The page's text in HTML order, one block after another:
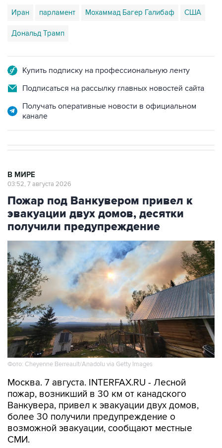
Иран парламент Мохаммад Багер Галибаф США
Дональд Трамп
Купить подписку на профессиональную ленту
Подписаться на рассылку главных новостей сайта
Получать оперативные новости в официальном
канале
В МИРЕ
03:52, 7 августа 2026
Пожар под Ванкувером привел к
эвакуации двух домов, десятки
получили предупреждение
Фото: Cheyenne Berreault/Anadolu via Getty Images
Москва. 7 августа. INTERFAX.RU - Лесной
пожар, возникший в 30 км от канадского
Ванкувера, привел к эвакуации двух домов,
более 30 получили предупреждение о
возможной эвакуации, сообщают местные
СМИ.